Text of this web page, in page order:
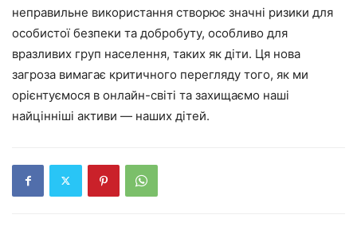
неправильне використання створює значні ризики для
особистої безпеки та добробуту, особливо для
вразливих груп населення, таких як діти. Ця нова
загроза вимагає критичного перегляду того, як ми
орієнтуємося в онлайн-світі та захищаємо наші
найцінніші активи — наших дітей.